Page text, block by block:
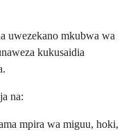
uwezekano mkubwa wa
kukusaidia
na:
mpira wa miguu, hoki,